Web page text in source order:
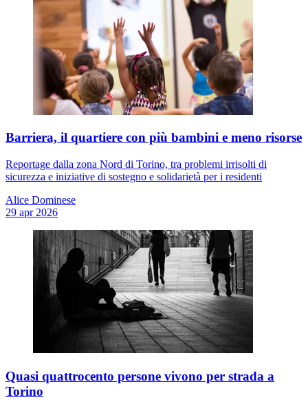
Barriera, il quartiere con più bambini e meno risorse
Reportage dalla zona Nord di Torino, tra problemi irrisolti di
sicurezza e iniziative di sostegno e solidarietà per i residenti
Alice Dominese
29 apr 2026
Quasi quattrocento persone vivono per strada a
Torino